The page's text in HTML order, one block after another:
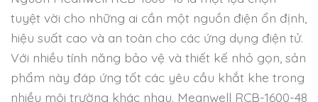
tuyệt vời cho những ai cần một nguồn điện ổn định,
hiệu suất cao và an toàn cho các ứng dụng điện tử.
Với nhiều tính năng bảo vệ và thiết kế nhỏ gọn, sản
phẩm này đáp ứng tốt các yêu cầu khắt khe trong
nhiều môi trường khác nhau. Meanwell RCB-1600-48